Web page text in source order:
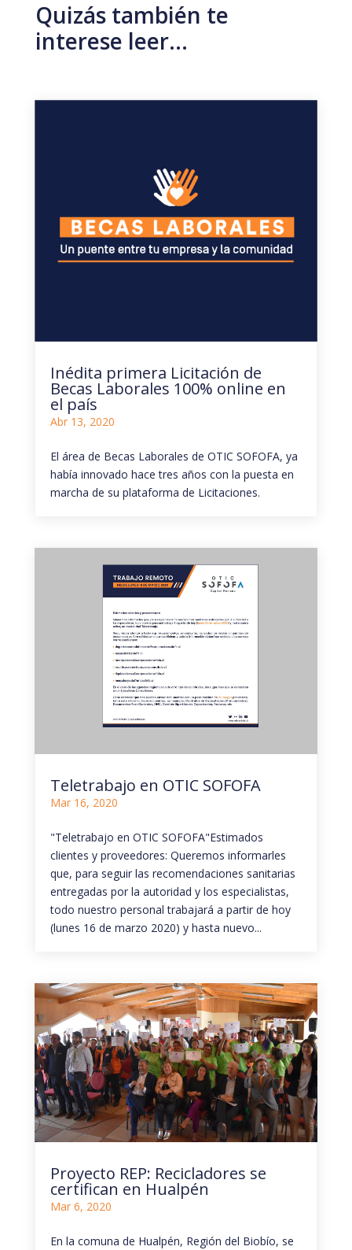
Quizás también te
interese leer…
Inédita primera Licitación de
Becas Laborales 100% online en
el país
Abr 13, 2020
El área de Becas Laborales de OTIC SOFOFA, ya
había innovado hace tres años con la puesta en
marcha de su plataforma de Licitaciones.
Teletrabajo en OTIC SOFOFA
Mar 16, 2020
"Teletrabajo en OTIC SOFOFA"Estimados
clientes y proveedores: Queremos informarles
que, para seguir las recomendaciones sanitarias
entregadas por la autoridad y los especialistas,
todo nuestro personal trabajará a partir de hoy
(lunes 16 de marzo 2020) y hasta nuevo...
Proyecto REP: Recicladores se
certifican en Hualpén
Mar 6, 2020
En la comuna de Hualpén, Región del Biobío, se